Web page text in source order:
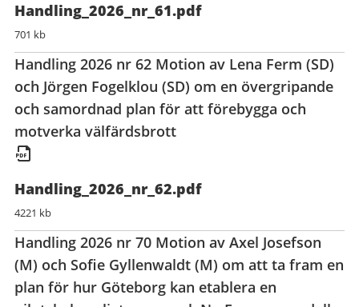
Handling_2026_nr_61.pdf
701 kb
Handling 2026 nr 62 Motion av Lena Ferm (SD)
och Jörgen Fogelklou (SD) om en övergripande
och samordnad plan för att förebygga och
motverka välfärdsbrott
Handling_2026_nr_62.pdf
4221 kb
Handling 2026 nr 70 Motion av Axel Josefson
(M) och Sofie Gyllenwaldt (M) om att ta fram en
plan för hur Göteborg kan etablera en